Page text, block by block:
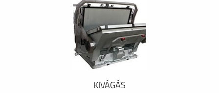
KIVÁGÁS